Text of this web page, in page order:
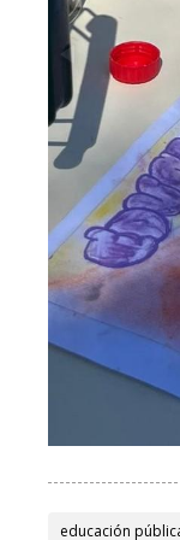
educación